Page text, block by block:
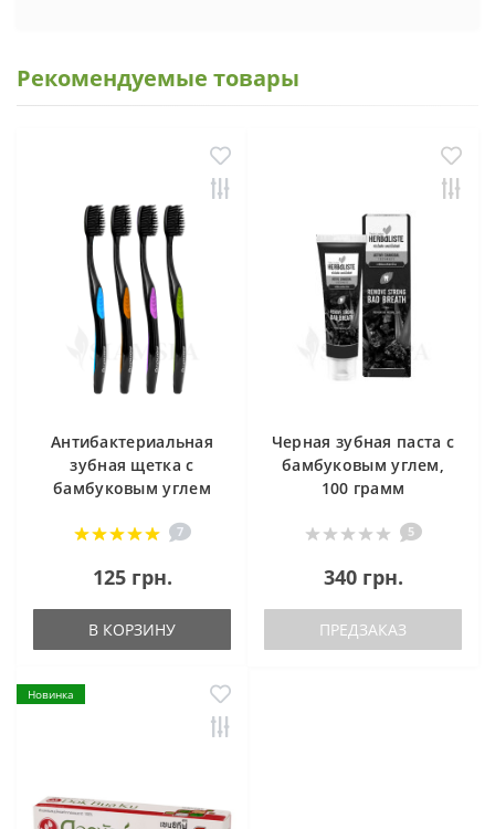
Рекомендуемые товары
Антибактериальная
зубная щетка с
бамбуковым углем
7
125 грн.
В КОРЗИНУ
Черная зубная паста с
бамбуковым углем,
100 грамм
5
340 грн.
ПРЕДЗАКАЗ
Новинка